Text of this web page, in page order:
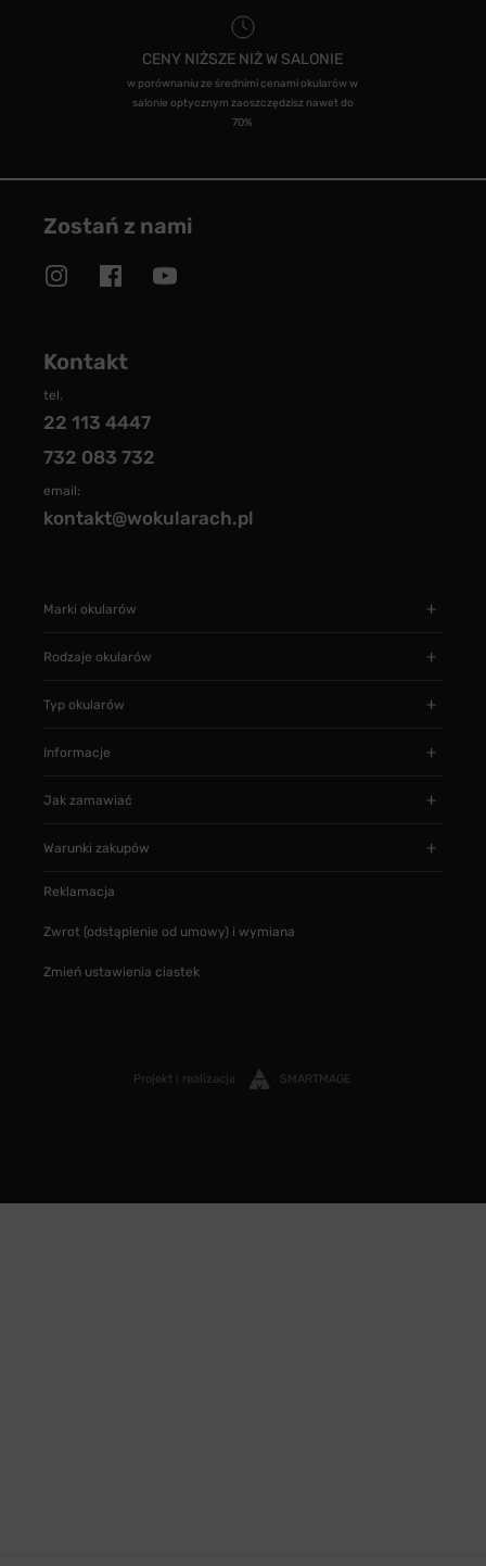
CENY NIŻSZE NIŻ W SALONIE
w porównaniu ze średnimi cenami okularów w
salonie optycznym zaoszczędzisz nawet do
70%
Zostań z nami
Kontakt
tel.
22 113 4447
732 083 732
email:
kontakt@wokularach.pl
Marki okularów
Rodzaje okularów
Typ okularów
Informacje
Jak zamawiać
Warunki zakupów
Reklamacja
Zwrot (odstąpienie od umowy) i wymiana
Zmień ustawienia ciastek
Projekt i realizacja SMARTMAGE